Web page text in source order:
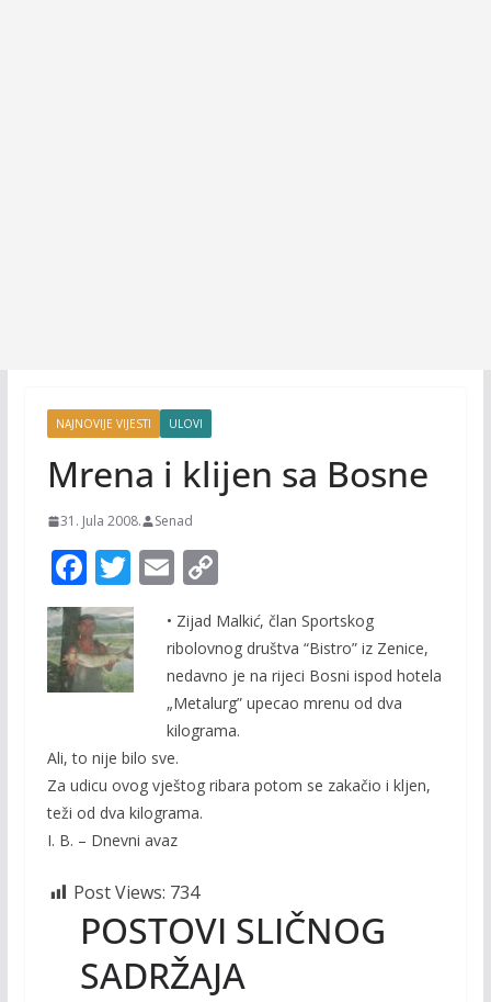
NAJNOVIJE VIJESTI ULOVI
Mrena i klijen sa Bosne
31. Jula 2008. Senad
F
ac
e
b
o
o
k
T
w
itt
er
E
ai
l
C
p
y
Li
n
k
• Zijad Malkić, član Sportskog
ribolovnog društva “Bistro” iz Zenice,
nedavno je na rijeci Bosni ispod hotela
„Metalurg” upecao mrenu od dva
kilograma.
Ali, to nije bilo sve.
Za udicu ovog vještog ribara potom se zakačio i kljen,
teži od dva kilograma.
I. B. – Dnevni avaz
Post Views: 734
POSTOVI SLIČNOG
SADRŽAJA